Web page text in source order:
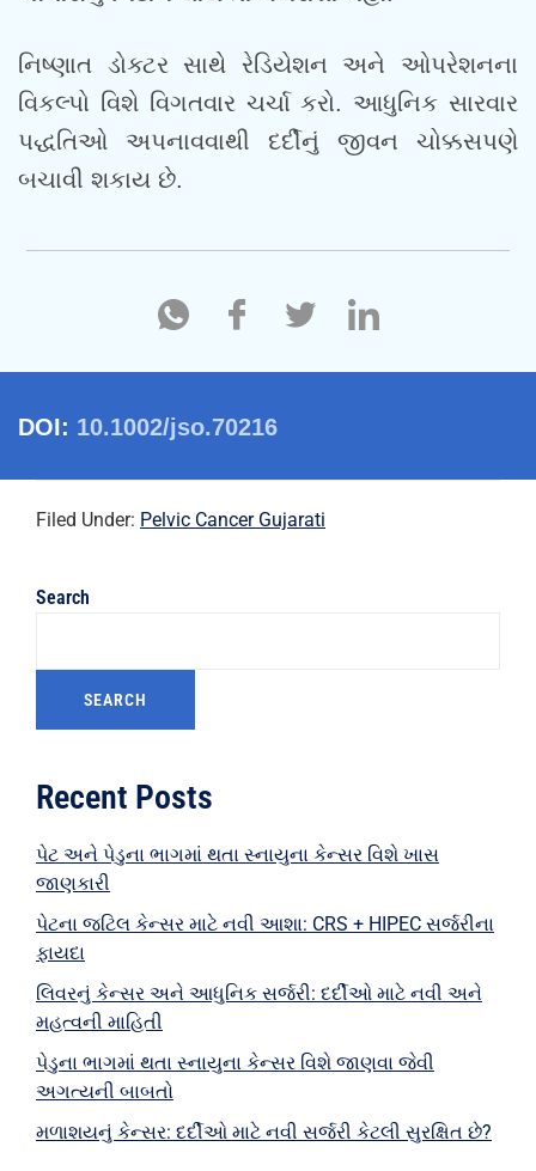
નિષ્ણાત ડોક્ટર સાથે રેડિયેશન અને ઓપરેશનના
વિકલ્પો વિશે વિગતવાર ચર્ચા કરો. આધુનિક સારવાર
પદ્ધતિઓ અપનાવવાથી દર્દીનું જીવન ચોક્કસપણે
બચાવી શકાય છે.
DOI: 10.1002/jso.70216
Filed Under: Pelvic Cancer Gujarati
Search
SEARCH
Recent Posts
પેટ અને પેડુના ભાગમાં થતા સ્નાયુના કેન્સર વિશે ખાસ
જાણકારી
પેટના જટિલ કેન્સર માટે નવી આશા: CRS + HIPEC સર્જરીના
ફાયદા
લિવરનું કેન્સર અને આધુનિક સર્જરી: દર્દીઓ માટે નવી અને
મહત્વની માહિતી
પેડુના ભાગમાં થતા સ્નાયુના કેન્સર વિશે જાણવા જેવી
અગત્યની બાબતો
મળાશયનું કેન્સર: દર્દીઓ માટે નવી સર્જરી કેટલી સુરક્ષિત છે?